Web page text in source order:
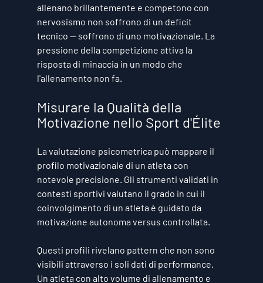
allenano brillantemente e competono con
nervosismo non soffrono di un deficit
tecnico — soffrono di uno motivazionale. La
pressione della competizione attiva la
risposta di minaccia in un modo che
l'allenamento non fa.
Misurare la Qualità della
Motivazione nello Sport d'Élite
La valutazione psicometrica può mappare il
profilo motivazionale di un atleta con
notevole precisione. Gli strumenti validati in
contesti sportivi valutano il grado in cui il
coinvolgimento di un atleta è guidato da
motivazione autonoma versus controllata.
Questi profili rivelano pattern che non sono
visibili attraverso i soli dati di performance.
Un atleta con alto volume di allenamento e